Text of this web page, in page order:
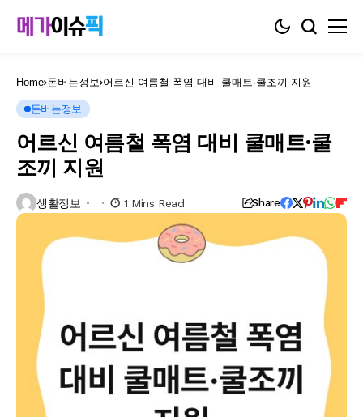
Home 돈버는정보 어르신 여름철 폭염 대비 쿨매트·쿨조끼 지원
돈버는정보
어르신 여름철 폭염 대비 쿨매트·쿨
조끼 지원
생활정보 1 Mins Read Share